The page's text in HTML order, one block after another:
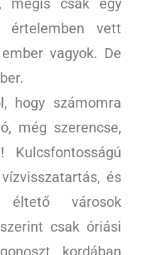
mégis csak egy
értelemben vett
vagyok. De
hogy számomra
még szerencse,
és
városok
csak óriási